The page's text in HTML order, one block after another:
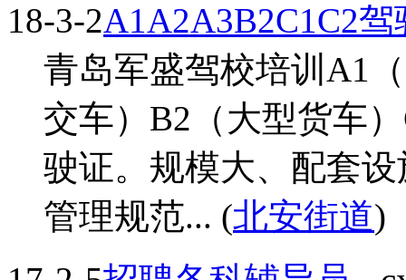
18-3-2A1A2A3B2C1C2
青岛军盛驾校培训A1
交车）B2（大型货车
驶证。规模大、配套
管理规范... (北安街道)